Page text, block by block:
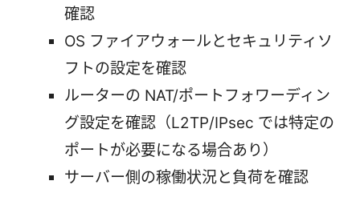
確認
OS ファイアウォールとセキュリティソ
フトの設定を確認
ルーターの NAT/ポートフォワーディン
グ設定を確認（L2TP/IPsec では特定の
ポートが必要になる場合あり）
サーバー側の稼働状況と負荷を確認